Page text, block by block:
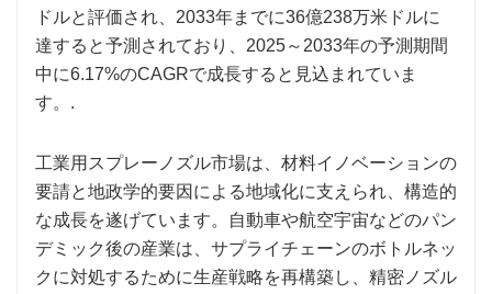
ドルと評価され、2033年までに36億238万米ドルに
達すると予測されており、2025～2033年の予測期間
中に6.17%のCAGRで成長すると見込まれていま
す。.
工業用スプレーノズル市場は、材料イノベーションの
要請と地政学的要因による地域化に支えられ、構造的
な成長を遂げています。自動車や航空宇宙などのパン
デミック後の産業は、サプライチェーンのボトルネッ
クに対処するために生産戦略を再構築し、精密ノズル